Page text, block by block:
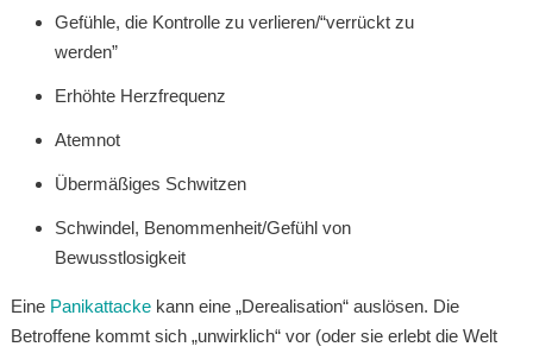
Gefühle, die Kontrolle zu verlieren/“verrückt zu
werden”
Erhöhte Herzfrequenz
Atemnot
Übermäßiges Schwitzen
Schwindel, Benommenheit/Gefühl von
Bewusstlosigkeit
Eine Panikattackekann eine „Derealisation“ auslösen. Die
Betroffene kommt sich „unwirklich“ vor (oder sie erlebt die Welt